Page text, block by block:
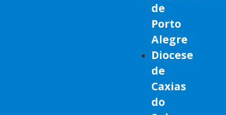
de
Porto
Alegre
Diocese
de
Caxias
do